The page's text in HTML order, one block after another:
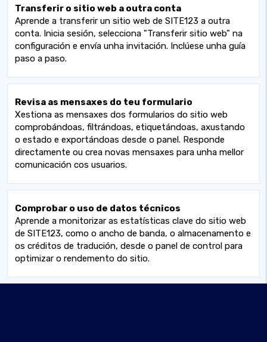
Transferir o sitio web a outra conta
Aprende a transferir un sitio web de SITE123 a outra
conta. Inicia sesión, selecciona "Transferir sitio web" na
configuración e envía unha invitación. Inclúese unha guía
paso a paso.
Revisa as mensaxes do teu formulario
Xestiona as mensaxes dos formularios do sitio web
comprobándoas, filtrándoas, etiquetándoas, axustando
o estado e exportándoas desde o panel. Responde
directamente ou crea novas mensaxes para unha mellor
comunicación cos usuarios.
Comprobar o uso de datos técnicos
Aprende a monitorizar as estatísticas clave do sitio web
de SITE123, como o ancho de banda, o almacenamento e
os créditos de tradución, desde o panel de control para
optimizar o rendemento do sitio.